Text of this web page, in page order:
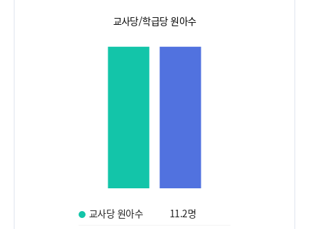
교사당/학급당 원아수
교사당 원아수 11.2명